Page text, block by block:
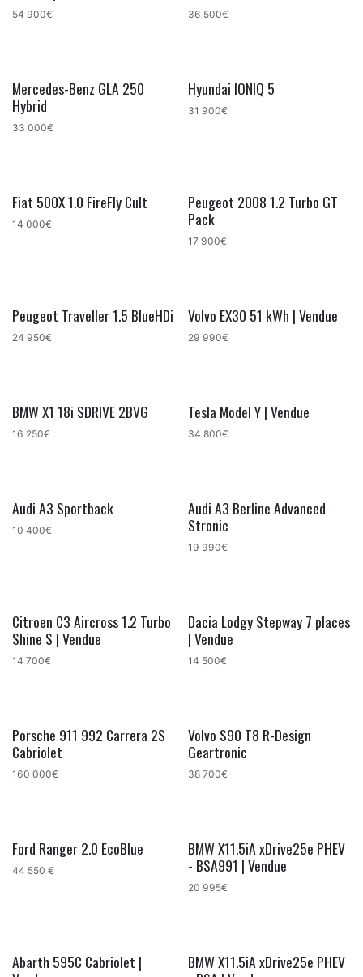
54 900€ 36 500€
Mercedes-Benz GLA 250
Hybrid
33 000€
Hyundai IONIQ 5
31 900€
Fiat 500X 1.0 FireFly Cult
14 000€
Peugeot 2008 1.2 Turbo GT
Pack
17 900€
Peugeot Traveller 1.5 BlueHDi
24 950€
Volvo EX30 51 kWh | Vendue
29 990€
BMW X1 18i SDRIVE 2BVG
16 250€
Tesla Model Y | Vendue
34 800€
Audi A3 Sportback
10 400€
Audi A3 Berline Advanced
Stronic
19 990€
Citroen C3 Aircross 1.2 Turbo
Shine S | Vendue
14 700€
Dacia Lodgy Stepway 7 places
| Vendue
14 500€
Porsche 911 992 Carrera 2S
Cabriolet
160 000€
Volvo S90 T8 R-Design
Geartronic
38 700€
Ford Ranger 2.0 EcoBlue
44 550 €
BMW X11.5iA xDrive25e PHEV
- BSA991 | Vendue
20 995€
Abarth 595C Cabriolet |
BMW X11.5iA xDrive25e PHEV